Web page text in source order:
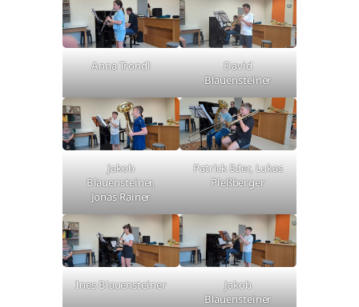
Anna Trondl
David
Blauensteiner
Jakob
Blauensteiner,
Jonas Rainer
Patrick Eder, Lukas
Pleßberger
Ines Blauensteiner
Jakob
Blauensteiner